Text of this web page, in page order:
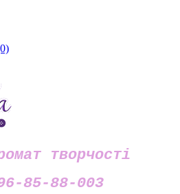
творчості
85-88-003